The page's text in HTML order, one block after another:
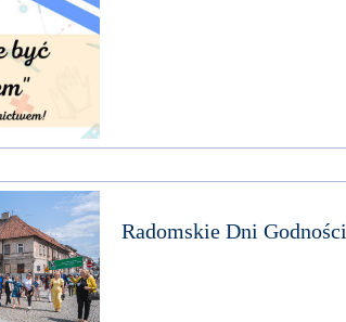
Radomskie Dni Godności